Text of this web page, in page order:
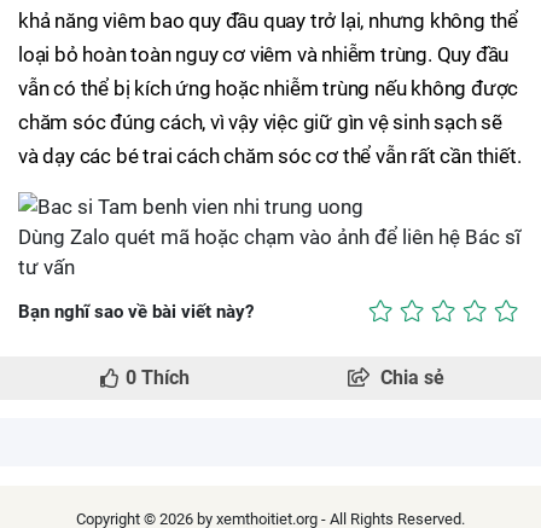
khả năng viêm bao quy đầu quay trở lại, nhưng không thể
loại bỏ hoàn toàn nguy cơ viêm và nhiễm trùng. Quy đầu
vẫn có thể bị kích ứng hoặc nhiễm trùng nếu không được
chăm sóc đúng cách, vì vậy việc giữ gìn vệ sinh sạch sẽ
và dạy các bé trai cách chăm sóc cơ thể vẫn rất cần thiết.
Dùng Zalo quét mã hoặc chạm vào ảnh để liên hệ Bác sĩ
tư vấn
Bạn nghĩ sao về bài viết này?
0 Thích Chia sẻ
Copyright © 2026 by xemthoitiet.org - All Rights Reserved.